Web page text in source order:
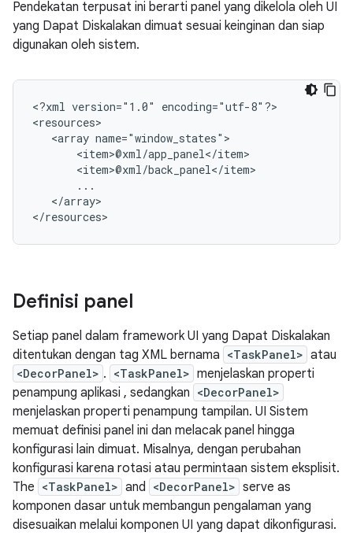
Pendekatan terpusat ini berarti panel yang dikelola oleh UI
yang Dapat Diskalakan dimuat sesuai keinginan dan siap
digunakan oleh sistem.
<?xml version="1.0"
encoding="utf-8"?>
<array
</array>
Definisi panel
Setiap panel dalam framework UI yang Dapat Diskalakan
ditentukan dengan tag XML bernama <TaskPanel> atau
<DecorPanel> . <TaskPanel> menjelaskan properti
penampung aplikasi , sedangkan <DecorPanel>
menjelaskan properti penampung tampilan. UI Sistem
memuat definisi panel ini dan melacak panel hingga
konfigurasi lain dimuat. Misalnya, dengan perubahan
konfigurasi karena rotasi atau permintaan sistem eksplisit.
The <TaskPanel> and <DecorPanel> serve as
komponen dasar untuk membangun pengalaman yang
disesuaikan melalui komponen UI yang dapat dikonfigurasi.